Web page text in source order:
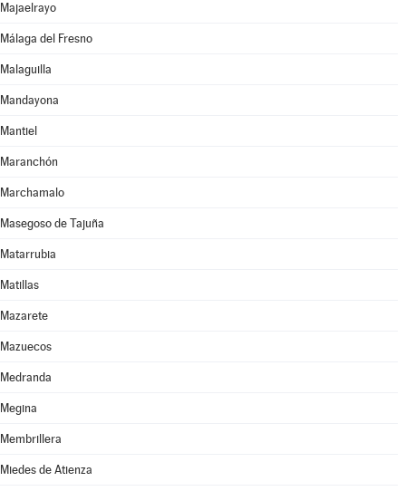
Majaelrayo
Málaga del Fresno
Malaguilla
Mandayona
Mantiel
Maranchón
Marchamalo
Masegoso de Tajuña
Matarrubia
Matillas
Mazarete
Mazuecos
Medranda
Megina
Membrillera
Miedes de Atienza